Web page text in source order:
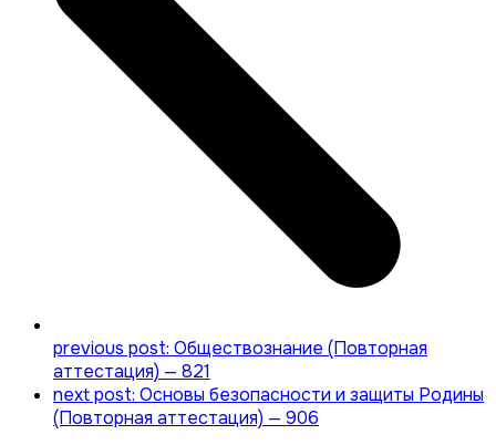
previous post: Обществознание (Повторная
аттестация) — 821
next post: Основы безопасности и защиты Родины
(Повторная аттестация) — 906